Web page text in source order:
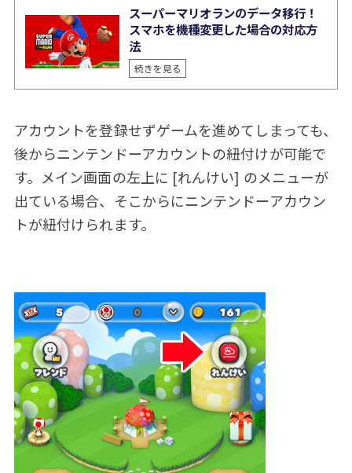
スーパーマリオランのデータ移行！
スマホを機種変更した場合の対応方
法
続きを見る
アカウントを登録せずゲームを進めてしまっても、
後からニンテンドーアカウントの紐付けが可能で
す。メイン画面の左上に [れんけい] のメニューが
出ている場合、そこからにニンテンドーアカウン
トが紐付けられます。